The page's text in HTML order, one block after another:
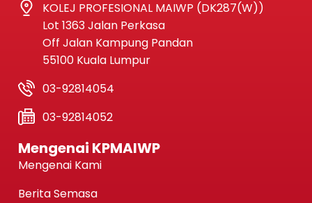
KOLEJ PROFESIONAL MAIWP (DK287(W))
Lot 1363 Jalan Perkasa
Off Jalan Kampung Pandan
55100 Kuala Lumpur
03-92814054
03-92814052
Mengenai KPMAIWP
Mengenai Kami
Berita Semasa